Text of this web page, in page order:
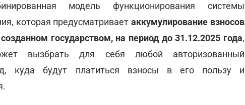
модель функционирования системы
которая предусматривает аккумулирование взносов
государством, на период до 31.12.2025 года,
вызбрать для себя любой авторизованный
куда будут платиться взносы в его пользу и